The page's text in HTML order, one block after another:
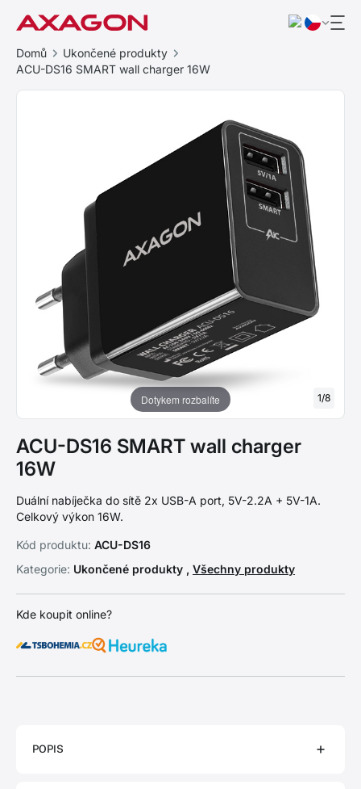
Domů
Ukončené produkty
ACU-DS16 SMART wall charger 16W
Dotykem rozbalíte 1/8
ACU-DS16 SMART wall charger
16W
Duální nabíječka do sítě 2x USB-A port, 5V-2.2A + 5V-1A.
Celkový výkon 16W.
Kód produktu: ACU-DS16
Kategorie: Ukončené produkty , Všechny produkty
Kde koupit online?
POPIS